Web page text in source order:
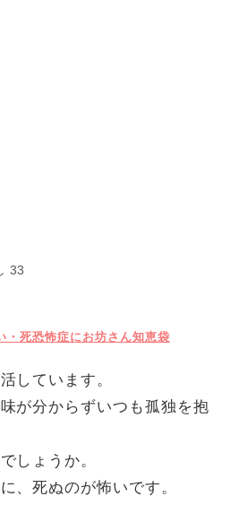
33
・死恐怖症にお坊さん知恵袋
しています。
が分からずいつも孤独を抱
しょうか。
、死ぬのが怖いです。